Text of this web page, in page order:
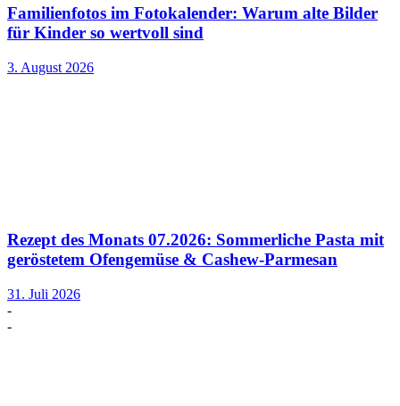
Familienfotos im Fotokalender: Warum alte Bilder
für Kinder so wertvoll sind
3. August 2026
Rezept des Monats 07.2026: Sommerliche Pasta mit
geröstetem Ofengemüse & Cashew-Parmesan
31. Juli 2026
-
-